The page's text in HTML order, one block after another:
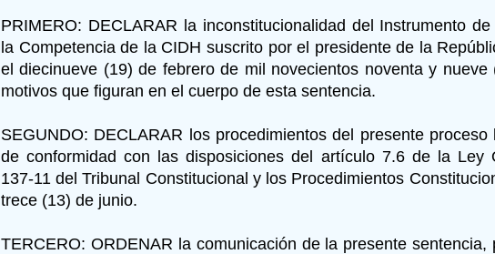
PRIMERO: DECLARAR la inconstitucionalidad del Instrumento
la Competencia de la CIDH suscrito por el presidente de la
el diecinueve (19) de febrero de mil novecientos noventa y nueve
motivos que figuran en el cuerpo de esta sentencia.
SEGUNDO: DECLARAR los procedimientos del presente
de conformidad con las disposiciones del artículo 7.6 de la Ley
137-11 del Tribunal Constitucional y los Procedimientos
trece (13) de junio.
TERCERO: ORDENAR la comunicación de la presente sentencia,